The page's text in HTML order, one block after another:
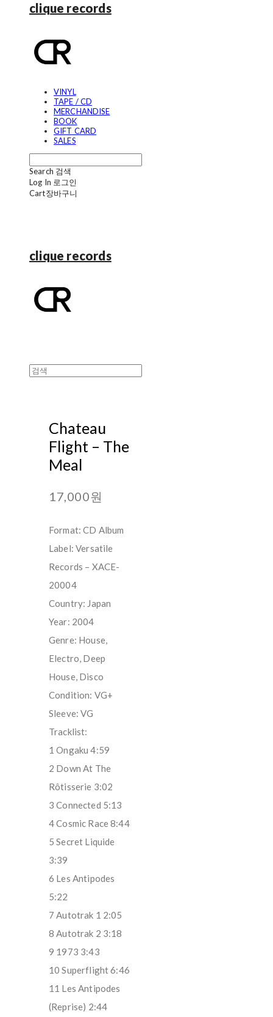
clique records
VINYL
TAPE / CD
MERCHANDISE
BOOK
GIFT CARD
SALES
Search 검색
Log In 로그인
Cart장바구니
clique records
Chateau
Flight – The
Meal
17,000원
Format: CD Album
Label: Versatile
Records – XACE-
20004
Country: Japan
Year: 2004
Genre: House,
Electro, Deep
House, Disco
Condition: VG+
Sleeve: VG
Tracklist:
1 Ongaku 4:59
2 Down At The
Rôtisserie 3:02
3 Connected 5:13
4 Cosmic Race 8:44
5 Secret Liquide
3:39
6 Les Antipodes
5:22
7 Autotrak 1 2:05
8 Autotrak 2 3:18
9 1973 3:43
10 Superflight 6:46
11 Les Antipodes
(Reprise) 2:44